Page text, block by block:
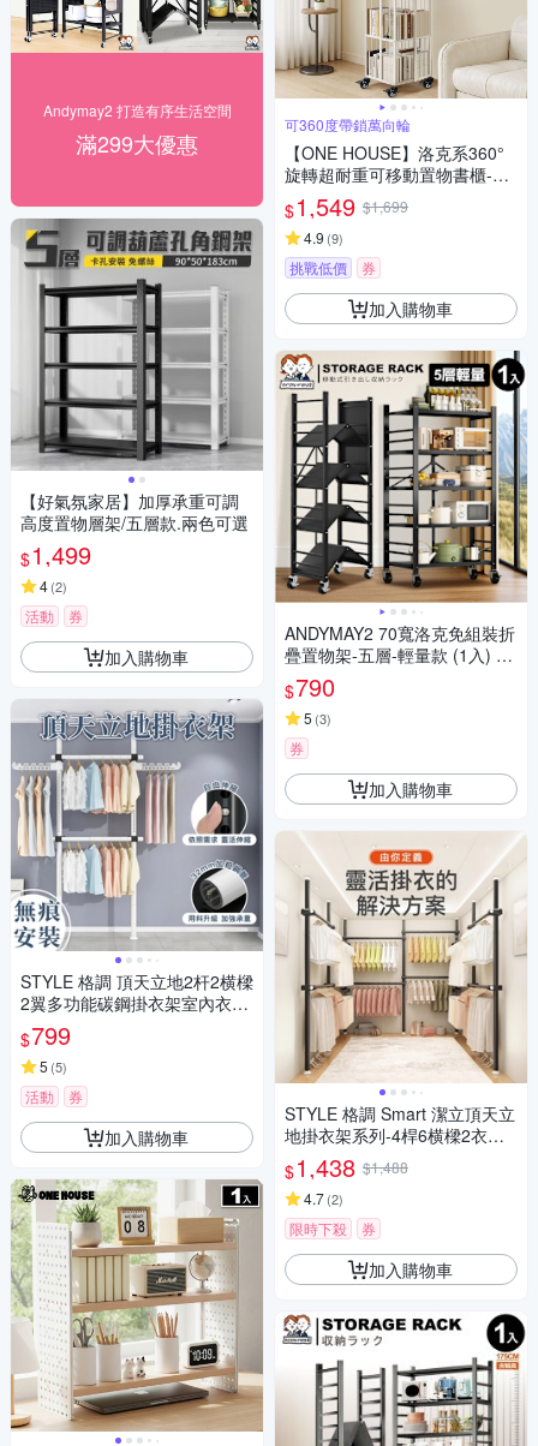
Andymay2 打造有序生活空間
滿299大優惠
【好氣氛家居】加厚承重可調
高度置物層架/五層款.兩色可選
$1,499
4(2)
活動 券
加入購物車
STYLE 格調 頂天立地2杆2横樑
2翼多功能碳鋼掛衣架室內衣架
(大容量/分區收納/衣服收納/自
由調節高度)
$799
5 (5)
活動 券
加入購物車
可360度帶鎖萬向輪
【ONE HOUSE】洛克系360°
旋轉超耐重可移動置物書櫃-五
層 (書架/收納架/置物架/層架/收
納櫃)
$1,549 $1,699
4.9 (9)
挑戰低價 券
加入購物車
ANDYMAY2 70寬洛克免組裝折
疊置物架-五層-輕量款 (1入) O
H-K105
$790
5 (3)
券
加入購物車
STYLE 格調 Smart 潔立頂天立
地掛衣架系列-4桿6横樑2衣翅
可伸縮多功能碳鋼掛衣架室內
衣架(超巨量/分區收納/衣服收
納/自由調節高度)
$1,438 $1,488
4.7(2)
限時下殺 券
加入購物車